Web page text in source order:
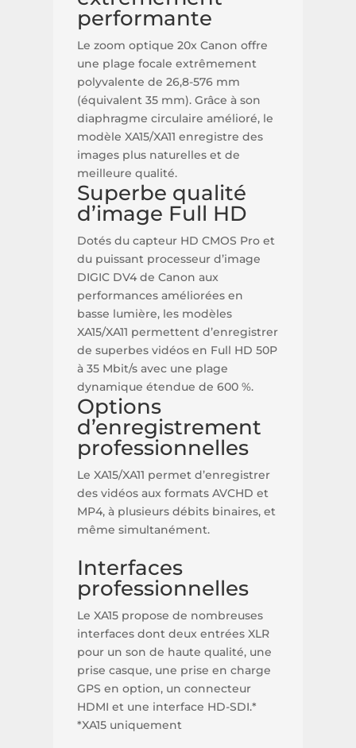
performante
Le zoom optique 20x Canon offre
une plage focale extrêmement
polyvalente de 26,8-576 mm
(équivalent 35 mm). Grâce à son
diaphragme circulaire amélioré, le
modèle XA15/XA11 enregistre des
images plus naturelles et de
meilleure qualité.
Superbe qualité
d’image Full HD
Dotés du capteur HD CMOS Pro et
du puissant processeur d’image
DIGIC DV4 de Canon aux
performances améliorées en
basse lumière, les modèles
XA15/XA11 permettent d’enregistrer
de superbes vidéos en Full HD 50P
à 35 Mbit/s avec une plage
dynamique étendue de 600 %.
Options
d’enregistrement
professionnelles
Le XA15/XA11 permet d’enregistrer
des vidéos aux formats AVCHD et
MP4, à plusieurs débits binaires, et
même simultanément.
Interfaces
professionnelles
Le XA15 propose de nombreuses
interfaces dont deux entrées XLR
pour un son de haute qualité, une
prise casque, une prise en charge
GPS en option, un connecteur
HDMI et une interface HD-SDI.*
*XA15 uniquement